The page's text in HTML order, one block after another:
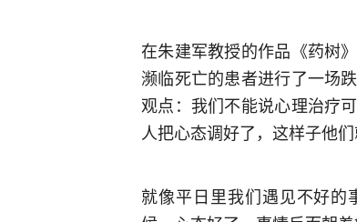
在朱建军教授的作品《药树
濒临死亡的患者进行了一场
观点：我们不能说心理治疗
人把心态调好了，这样子他
就像平日里我们遇见不好的